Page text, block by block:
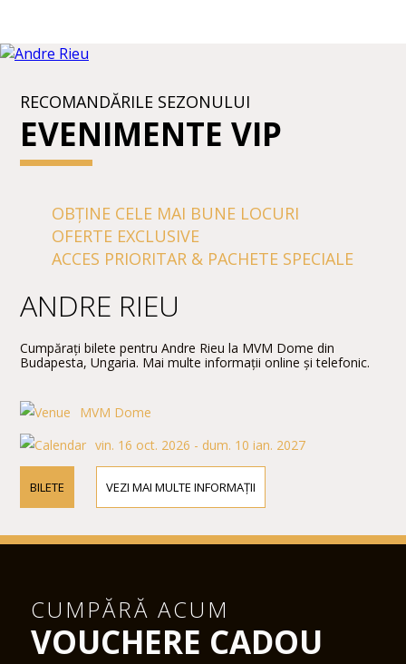
RECOMANDĂRILE SEZONULUI
EVENIMENTE VIP
OBȚINE CELE MAI BUNE LOCURI
OFERTE EXCLUSIVE
ACCES PRIORITAR & PACHETE SPECIALE
ANDRE RIEU
Cumpărați bilete pentru Andre Rieu la MVM Dome din
Budapesta, Ungaria. Mai multe informații online și telefonic.
MVM Dome
vin. 16 oct. 2026 - dum. 10 ian. 2027
BILETE VEZI MAI MULTE INFORMAȚII
CUMPĂRĂ ACUM
VOUCHERE CADOU